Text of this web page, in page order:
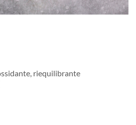
riequilibrante